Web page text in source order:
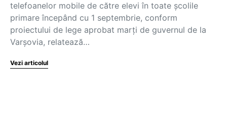
telefoanelor mobile de către elevi în toate şcolile
primare începând cu 1 septembrie, conform
proiectului de lege aprobat marţi de guvernul de la
Varşovia, relatează…
Vezi articolul